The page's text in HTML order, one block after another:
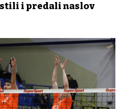
i predali naslov